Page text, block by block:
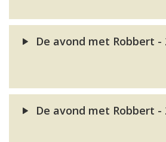
De avond met Robbert -
De avond met Robbert -